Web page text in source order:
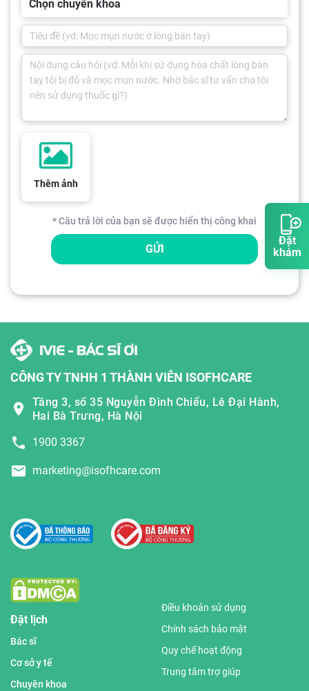
Đặt
khám
Chọn chuyên khoa
Thêm ảnh
* Câu trả lời của bạn sẽ được hiển thị công khai
GỬI
CÔNG TY TNHH 1 THÀNH VIÊN ISOFHCARE
Tầng 3, số 35 Nguyễn Đình Chiểu, Lê Đại Hành,
Hai Bà Trưng, Hà Nội
1900 3367
marketing@isofhcare.com
Đặt lịch
Bác sĩ
Cơ sở y tế
Chuyên khoa
Điều khoản sử dụng
Chính sách bảo mật
Quy chế hoạt động
Trung tâm trợ giúp